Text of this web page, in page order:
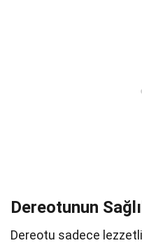
Dereotunun
Dereotu sadece